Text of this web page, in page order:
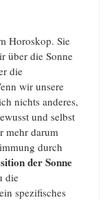
Horoskop. Sie
über die Sonne
die
wir unsere
nichts anderes,
und selbst
mehr darum
durch
der Sonne
die
spezifisches